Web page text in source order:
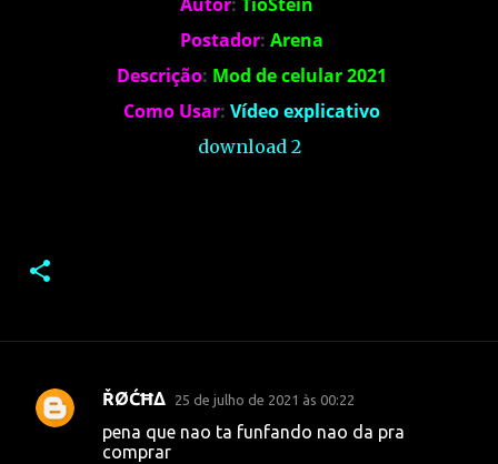
Postador: Arena
Descrição: Mod de celular 2021
Como Usar: Vídeo explicativo
download 2
C
ŘØĆĦΔ 25 de julho de 2021 às 00:22
pena que nao ta funfando nao da pra
comprar